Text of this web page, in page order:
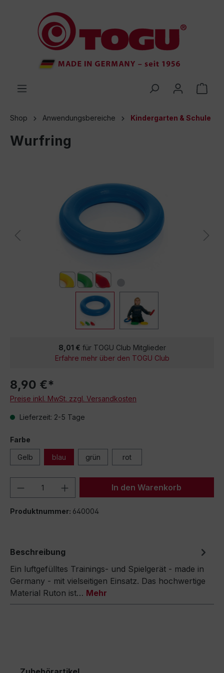
springen
Shop Anwendungsbereiche Kindergarten & Schule
Wurfring
8,01 € für TOGU Club Mitglieder
Erfahre mehr über den TOGU Club
8,90 €*
Preise inkl. MwSt. zzgl. Versandkosten
Lieferzeit: 2-5 Tage
Farbe
Gelb blau grün rot
Produkt Anzahl: Gib denIn den Warenkorb
Produktnummer: 640004
Beschreibung
Ein luftgefülltes Trainings- und Spielgerät - made in
Germany - mit vielseitigen Einsatz. Das hochwertige
Material Ruton ist… Mehr